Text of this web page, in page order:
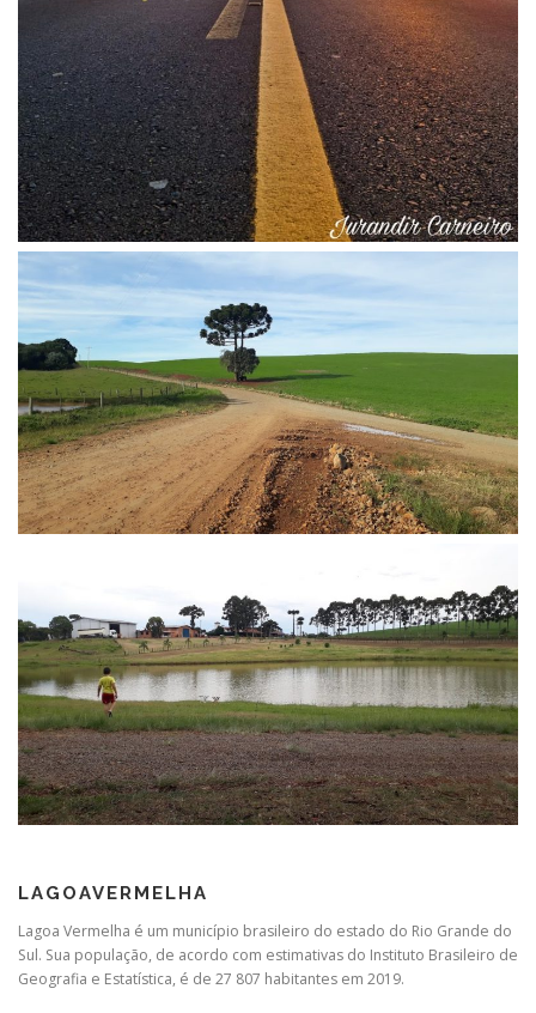
LAGOAVERMELHA
Lagoa Vermelha é um município brasileiro do estado do Rio Grande do
Sul. Sua população, de acordo com estimativas do Instituto Brasileiro de
Geografia e Estatística, é de 27 807 habitantes em 2019.